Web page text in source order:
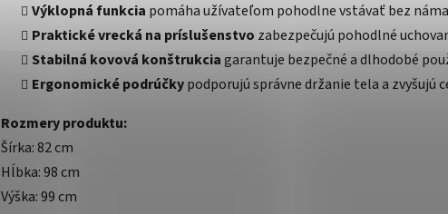
Výklopná funkcia pomáha užívateľom pohodlne vstávať bez
Praktické vrecká na príslušenstvo zabezpečujú pohodlné
Stabilná kovová konštrukciagarantuje bezpečné a dlhodobé
Ergonomické podrúčkypodporujú správne držanie tela a zvyšujú
Rozmery produktu:
Šírka: 82 cm
Hĺbka: 98 cm
Výška: 99 cm